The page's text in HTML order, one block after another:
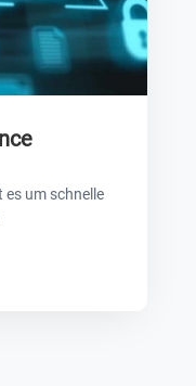
es um schnelle